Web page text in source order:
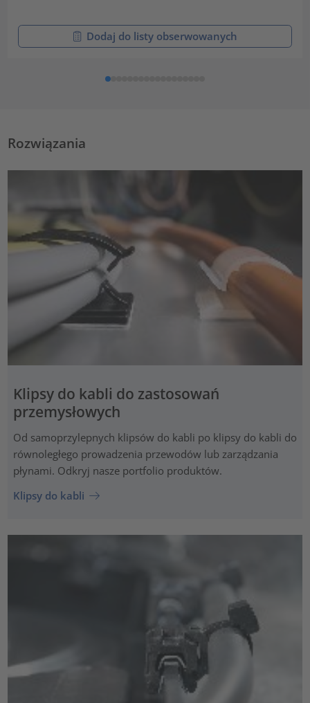
Dodaj do listy obserwowanych
Rozwiązania
Klipsy do kabli do zastosowań
przemysłowych
Od samoprzylepnych klipsów do kabli po klipsy do kabli do
równoległego prowadzenia przewodów lub zarządzania
płynami. Odkryj nasze portfolio produktów.
Klipsy do kabli